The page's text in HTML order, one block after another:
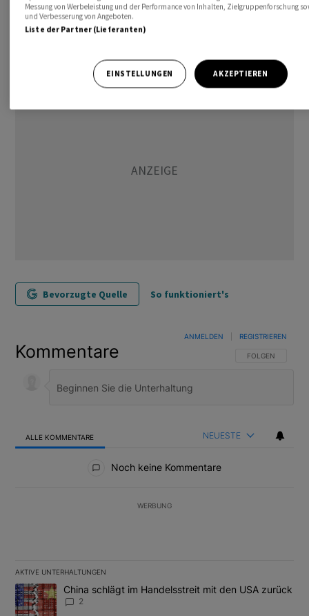
awp-robot/
Bevorzugte Quelle So funktioniert's
Kommentare FOLGE DIESER
FOLGEN
ANMELDEN REGISTRIEREN
ALLE KOMMENTARE NEUESTE
Noch keine Kommentare
WERBUNG
AKTIVE UNTERHALTUNGEN
Das Folgende ist eine Liste der am meisten kommentierten
Ein Trendartikel mit dem Titel "China schlägt im Handelsstreit
China schlägt im Handelsstreit mit den USA zurück
2
Messung von Werbeleistung und der Performance von Inhalten, Zielgruppenforschung
und Verbesserung von Angeboten.
Liste der Partner (Lieferanten)
EINSTELLUNGEN AKZEPTIEREN